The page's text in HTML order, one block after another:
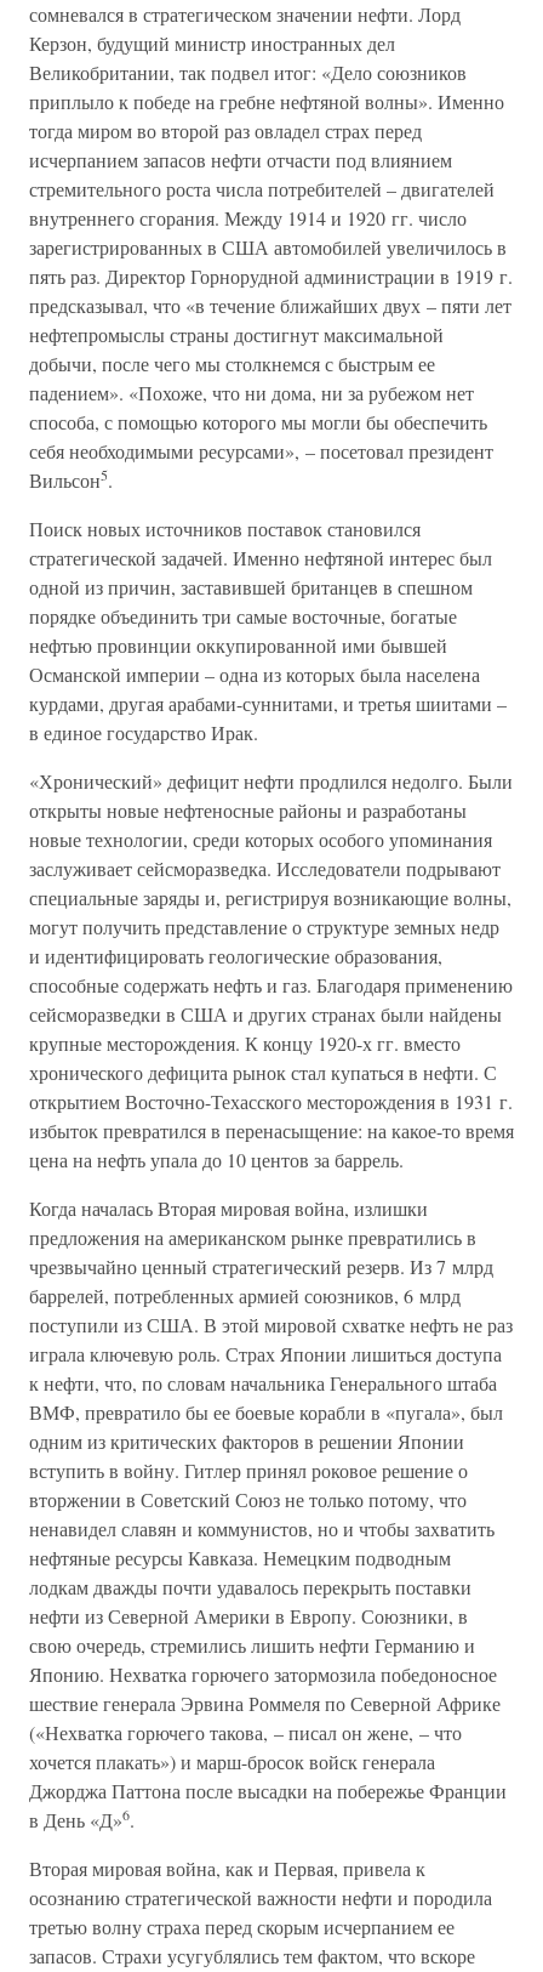
сомневался в стратегическом значении нефти. Лорд
Керзон, будущий министр иностранных дел
Великобритании, так подвел итог: «Дело союзников
приплыло к победе на гребне нефтяной волны». Именно
тогда миром во второй раз овладел страх перед
исчерпанием запасов нефти отчасти под влиянием
стремительного роста числа потребителей – двигателей
внутреннего сгорания. Между 1914 и 1920 гг. число
зарегистрированных в США автомобилей увеличилось в
пять раз. Директор Горнорудной администрации в 1919 г.
предсказывал, что «в течение ближайших двух – пяти лет
нефтепромыслы страны достигнут максимальной
добычи, после чего мы столкнемся с быстрым ее
падением». «Похоже, что ни дома, ни за рубежом нет
способа, с помощью которого мы могли бы обеспечить
себя необходимыми ресурсами», – посетовал президент
Вильсон5.
Поиск новых источников поставок становился
стратегической задачей. Именно нефтяной интерес был
одной из причин, заставившей британцев в спешном
порядке объединить три самые восточные, богатые
нефтью провинции оккупированной ими бывшей
Османской империи – одна из которых была населена
курдами, другая арабами-суннитами, и третья шиитами –
в единое государство Ирак.
«Хронический» дефицит нефти продлился недолго. Были
открыты новые нефтеносные районы и разработаны
новые технологии, среди которых особого упоминания
заслуживает сейсморазведка. Исследователи подрывают
специальные заряды и, регистрируя возникающие волны,
могут получить представление о структуре земных недр
и идентифицировать геологические образования,
способные содержать нефть и газ. Благодаря применению
сейсморазведки в США и других странах были найдены
крупные месторождения. К концу 1920-х гг. вместо
хронического дефицита рынок стал купаться в нефти. С
открытием Восточно-Техасского месторождения в 1931 г.
избыток превратился в перенасыщение: на какое-то время
цена на нефть упала до 10 центов за баррель.
Когда началась Вторая мировая война, излишки
предложения на американском рынке превратились в
чрезвычайно ценный стратегический резерв. Из 7 млрд
баррелей, потребленных армией союзников, 6 млрд
поступили из США. В этой мировой схватке нефть не раз
играла ключевую роль. Страх Японии лишиться доступа
к нефти, что, по словам начальника Генерального штаба
ВМФ, превратило бы ее боевые корабли в «пугала», был
одним из критических факторов в решении Японии
вступить в войну. Гитлер принял роковое решение о
вторжении в Советский Союз не только потому, что
ненавидел славян и коммунистов, но и чтобы захватить
нефтяные ресурсы Кавказа. Немецким подводным
лодкам дважды почти удавалось перекрыть поставки
нефти из Северной Америки в Европу. Союзники, в
свою очередь, стремились лишить нефти Германию и
Японию. Нехватка горючего затормозила победоносное
шествие генерала Эрвина Роммеля по Северной Африке
(«Нехватка горючего такова, – писал он жене, – что
хочется плакать») и марш-бросок войск генерала
Джорджа Паттона после высадки на побережье Франции
в День «Д»6.
Вторая мировая война, как и Первая, привела к
осознанию стратегической важности нефти и породила
третью волну страха перед скорым исчерпанием ее
запасов. Страхи усугублялись тем фактом, что вскоре